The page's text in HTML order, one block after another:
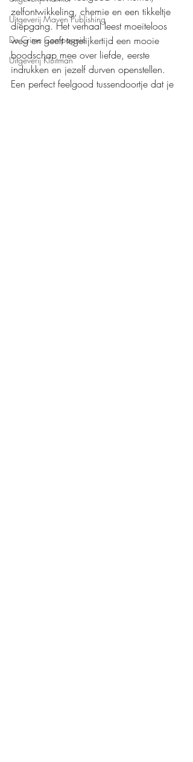
Uitgeverij Maven Publishing
De Crime Compagnie
Uitgeverij Kluitman
zelfontwikkeling, chemie en een tikkeltje
diepgang. Het verhaal leest moeiteloos
weg en geeft tegelijkertijd een mooie
boodschap mee over liefde, eerste
indrukken en jezelf durven openstellen.
Een perfect feelgood tussendoortje dat je